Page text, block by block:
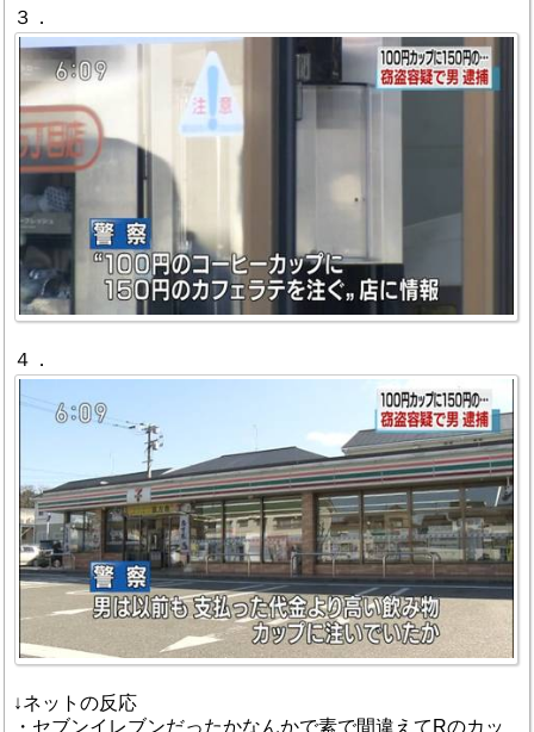
３．
４．
↓ネットの反応
・セブンイレブンだったかなんかで素で間違えてRのカッ